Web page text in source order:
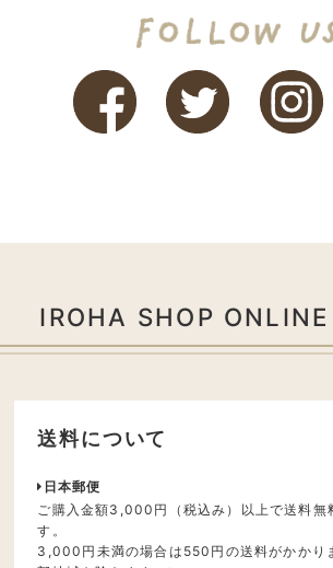
IROHA SHOP ONLINE
送料について
日本郵便
ご購入金額3,000円（税込み）以上で送料無
す。
3,000円未満の場合は550円の送料がかかり